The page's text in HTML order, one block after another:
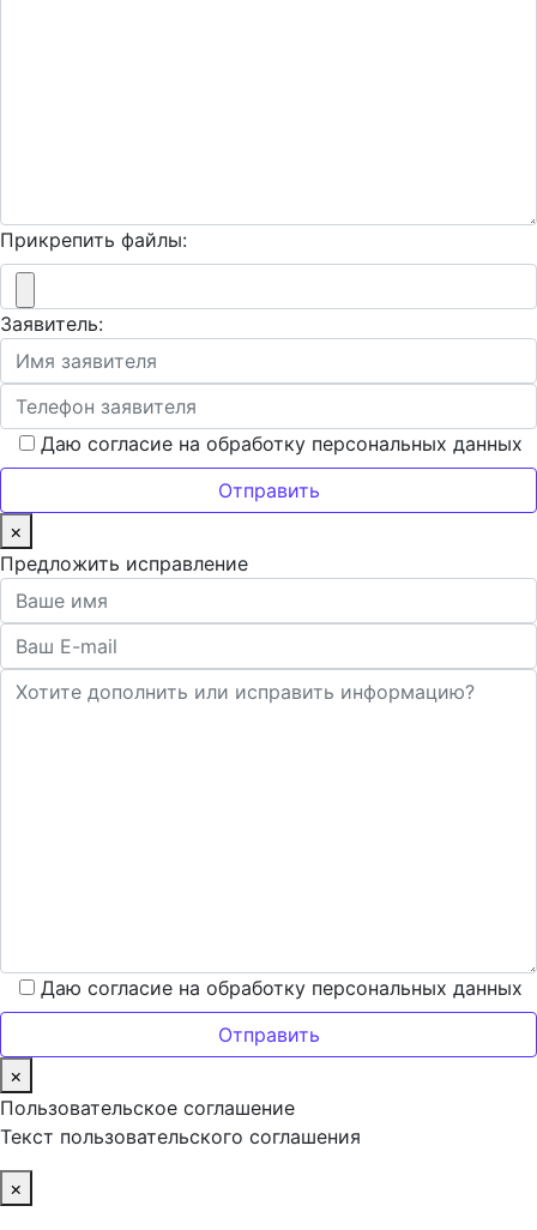
Прикрепить файлы:
Заявитель:
Даю согласие на обработку персональных данных
×
Предложить исправление
Даю согласие на обработку персональных данных
×
Пользовательское соглашение
Текст пользовательского соглашения
×